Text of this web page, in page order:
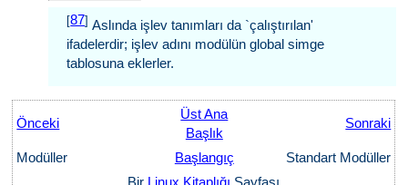
[87 Aslında işlev tanımları da `çalıştırılan'
ifadelerdir; işlev adını modülün global simge
tablosuna eklerler.
Önceki
Üst Ana
Başlık
Sonraki
Modüller Başlangıç
Standart Modüller
Bir Linux Kitaplığı Sayfası